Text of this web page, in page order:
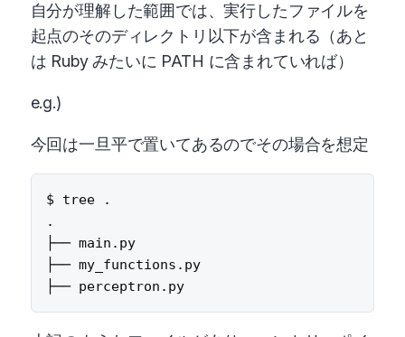
自分が理解した範囲では、実行したファイルを
起点のそのディレクトリ以下が含まれる（あと
は Ruby みたいに PATH に含まれていれば）
e.g.)
今回は一旦平で置いてあるのでその場合を想定
$ tree .
.
├── main.py
├── my_functions.py
├── perceptron.py